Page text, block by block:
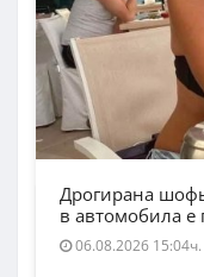
Дрогирана
в автомобила е
06.08.2026 15:04ч.